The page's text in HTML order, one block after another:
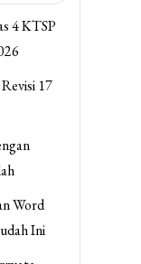
4 KTSP
17
Word
Ini